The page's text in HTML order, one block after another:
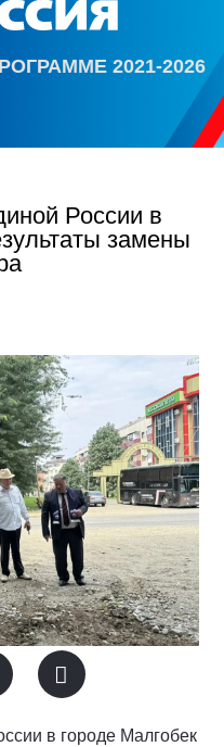
2021-2026
России в
замены
в городе Малгобек